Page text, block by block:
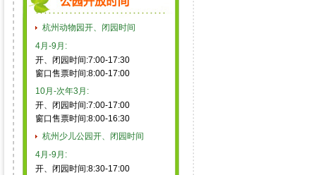
杭州动物园开、闭园时间
4月-9月:
开、闭园时间:7:00-17:30
窗口售票时间:8:00-17:00
10月-次年3月:
开、闭园时间:7:00-17:00
窗口售票时间:8:00-16:30
杭州少儿公园开、闭园时间
4月-9月:
开、闭园时间:8:30-17:00